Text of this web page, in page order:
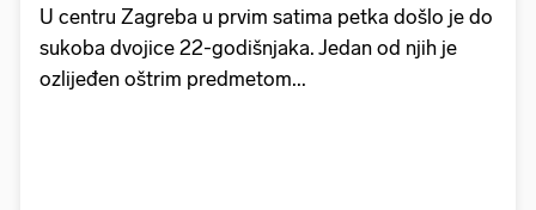
U centru Zagreba u prvim satima petka došlo je do
sukoba dvojice 22-godišnjaka. Jedan od njih je
ozlijeđen oštrim predmetom...